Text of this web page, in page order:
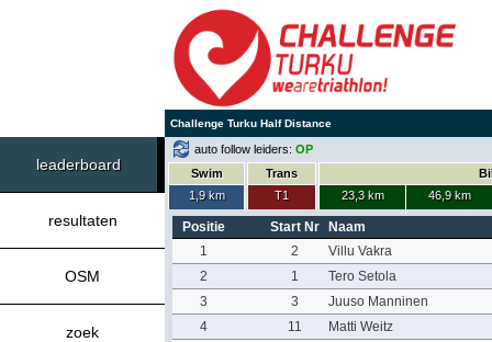
Challenge Turku Half Distance
leaderboard
resultaten
OSM
zoek
auto follow leiders: OP
Swim
1,9 km
Trans
T1
23,3 km
46,9 km
Positie Start Nr
Naam
1
2
Villu Vakra
2
1
Tero Setola
3
3
Juuso Manninen
4
11
Matti Weitz